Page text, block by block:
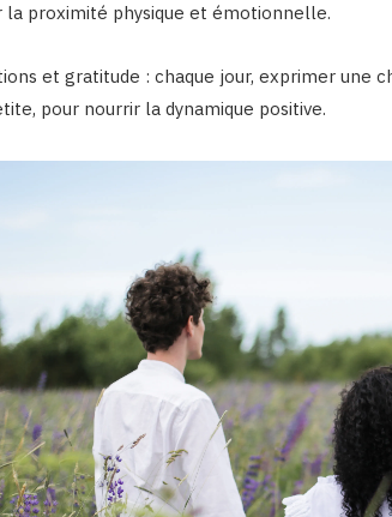
la proximité physique et émotionnelle.
et gratitude : chaque jour, exprimer une
pour nourrir la dynamique positive.